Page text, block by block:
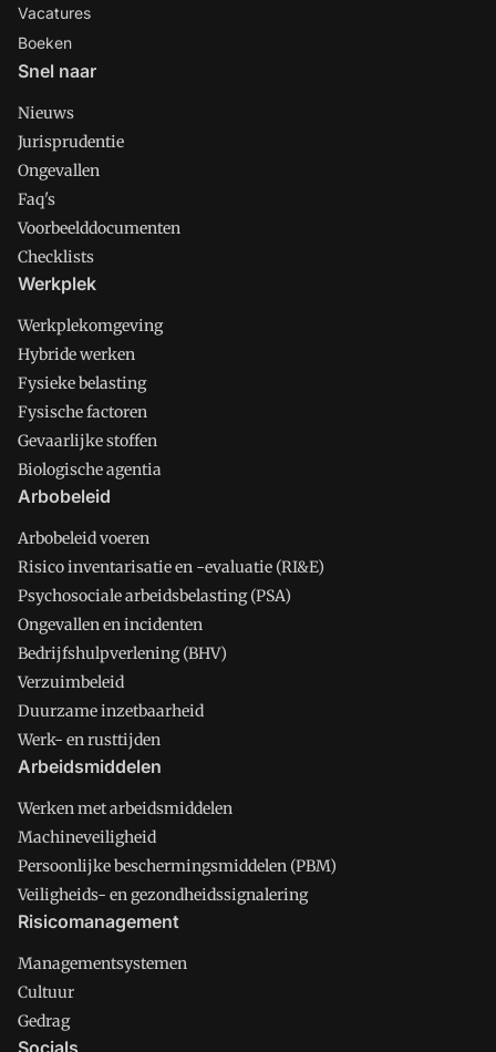
Vacatures
Boeken
Snel naar
Nieuws
Jurisprudentie
Ongevallen
Faq's
Voorbeelddocumenten
Checklists
Werkplek
Werkplekomgeving
Hybride werken
Fysieke belasting
Fysische factoren
Gevaarlijke stoffen
Biologische agentia
Arbobeleid
Arbobeleid voeren
Risico inventarisatie en -evaluatie (RI&E)
Psychosociale arbeidsbelasting (PSA)
Ongevallen en incidenten
Bedrijfshulpverlening (BHV)
Verzuimbeleid
Duurzame inzetbaarheid
Werk- en rusttijden
Arbeidsmiddelen
Werken met arbeidsmiddelen
Machineveiligheid
Persoonlijke beschermingsmiddelen (PBM)
Veiligheids- en gezondheidssignalering
Risicomanagement
Managementsystemen
Cultuur
Gedrag
Socials